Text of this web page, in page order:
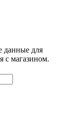
данные для
с магазином.